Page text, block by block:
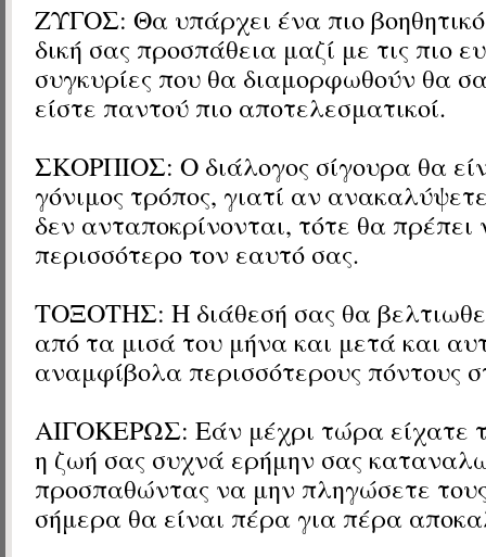
ΖΥΓΟΣ: Θα υπάρχει ένα πιο
δική σας προσπάθεια μαζί με τις πιο
συγκυρίες που θα διαμορφωθούν θα
είστε παντού πιο αποτελεσματικοί.
ΣΚΟΡΠΙΟΣ: Ο διάλογος σίγουρα θα
γόνιμος τρόπος, γιατί αν
δεν ανταποκρίνονται, τότε θα πρέπει
περισσότερο τον εαυτό σας.
ΤΟΞΟΤΗΣ: Η διάθεσή σας θα
από τα μισά του μήνα και μετά και
αναμφίβολα περισσότερους πόντους
ΑΙΓΟΚΕΡΩΣ: Εάν μέχρι τώρα είχατε
η ζωή σας συχνά ερήμην σας
προσπαθώντας να μην πληγώσετε
σήμερα θα είναι πέρα για πέρα